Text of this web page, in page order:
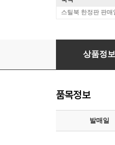
스틸북 한정판 판매
Vince
상품정보
품목정보
발매일